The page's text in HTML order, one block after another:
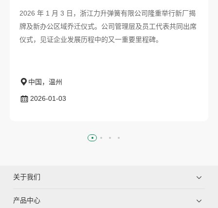
2026 年 1 月 3 日，浙江力升弹簧有限公司隆重举行新厂揭
牌及新办公区域乔迁仪式。公司管理层及员工代表共同出席
仪式，见证企业发展历程中的又一重要里程碑。
中国，温州
2026-01-03
关于我们
产品中心